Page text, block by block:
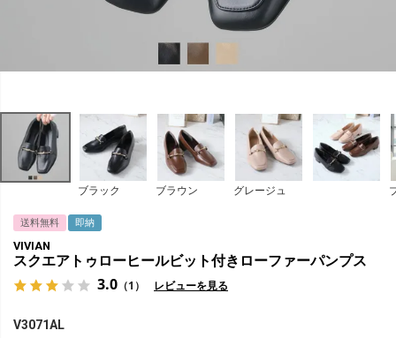
ブラック ブラウン グレージュ
送料無料 即納
VIVIAN
スクエアトゥローヒールビット付きローファーパンプス
3.0 （1） レビューを見る
V3071AL